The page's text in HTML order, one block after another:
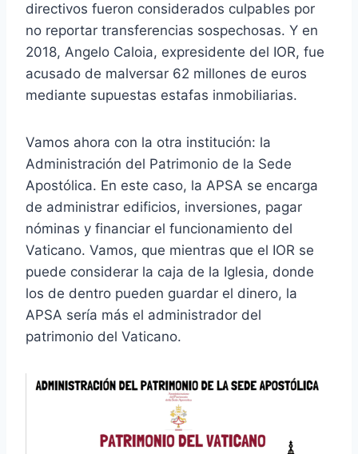
directivos fueron considerados culpables por
no reportar transferencias sospechosas. Y en
2018, Angelo Caloia, expresidente del IOR, fue
acusado de malversar 62 millones de euros
mediante supuestas estafas inmobiliarias.
Vamos ahora con la otra institución: la
Administración del Patrimonio de la Sede
Apostólica. En este caso, la APSA se encarga
de administrar edificios, inversiones, pagar
nóminas y financiar el funcionamiento del
Vaticano. Vamos, que mientras que el IOR se
puede considerar la caja de la Iglesia, donde
los de dentro pueden guardar el dinero, la
APSA sería más el administrador del
patrimonio del Vaticano.